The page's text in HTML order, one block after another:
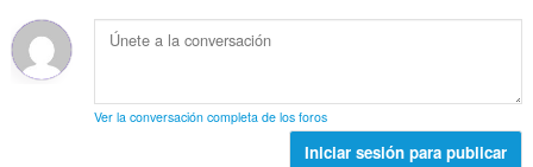
:i
o
s
t
c
i
d
e
n
t
o
l
Ver la conversación completa de los foros
Iniciar sesión para publicar